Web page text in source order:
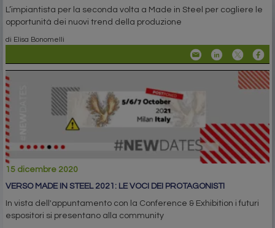
L’impiantista per la seconda volta a Made in Steel per cogliere le
opportunità dei nuovi trend della produzione
di Elisa Bonomelli
15 dicembre 2020
VERSO MADE IN STEEL 2021: LE VOCI DEI PROTAGONISTI
In vista dell'appuntamento con la Conference & Exhibition i futuri
espositori si presentano alla community